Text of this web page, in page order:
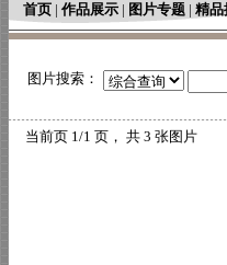
首页 | 作品展示 | 图片专题 | 精品
图片搜索：
当前页 1/1 页， 共 3 张图片